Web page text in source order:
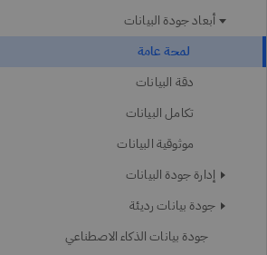
أبعاد جودة البيانات
لمحة عامة
دقة البيانات
تكامل البيانات
موثوقية البيانات
إدارة جودة البيانات
جودة بيانات رديئة
جودة بيانات الذكاء الاصطناعي